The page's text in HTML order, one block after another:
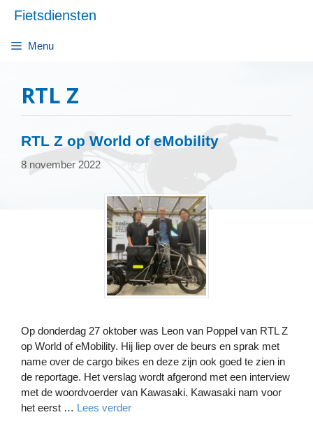
naar
inhoud
Fietsdiensten
Menu
RTL Z
RTL Z op World of eMobility
8 november 2022
Op donderdag 27 oktober was Leon van Poppel van RTL Z
op World of eMobility. Hij liep over de beurs en sprak met
name over de cargo bikes en deze zijn ook goed te zien in
de reportage. Het verslag wordt afgerond met een interview
met de woordvoerder van Kawasaki. Kawasaki nam voor
het eerst … Lees verder